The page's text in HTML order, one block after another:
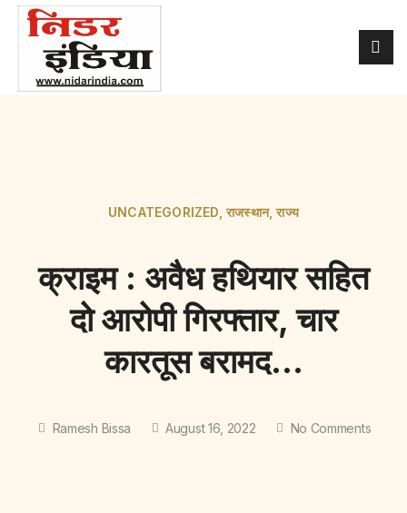
UNCATEGORIZED ,राजस्थान,राज्य
क्राइम : अवैध हथियार सहित
दो आरोपी गिरफ्तार, चार
कारतूस बरामद…
Ramesh Bissa August 16, 2022 No Comments